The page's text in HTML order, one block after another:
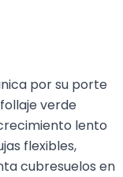
por su porte
verde
lento
flexibles,
cubresuelos en